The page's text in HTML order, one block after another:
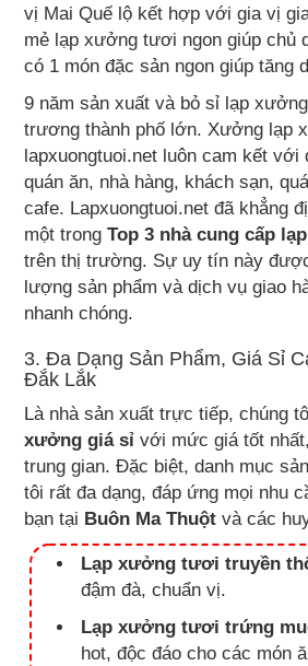
vị Mai Quế lộ kết hợp với gia vị
mẻ lạp xưởng tươi ngon giúp chủ
có 1 món đặc sản ngon giúp tăng
9 năm sản xuất và bỏ sỉ lạp
trương thành phố lớn. Xưởng lạp
lapxuongtuoi.net luôn cam kết với
quán ăn, nhà hàng, khách sạn,
cafe. Lapxuongtuoi.net đã khẳng
một trong Top 3 nhà cung cấp
trên thị trường. Sự uy tín này
lượng sản phẩm và dịch vụ giao
nhanh chóng.
3. Đa Dạng Sản Phẩm, Giá Sỉ
Đắk Lắk
Là nhà sản xuất trực tiếp, chúng
xưởng giá sỉ với mức giá tốt
trung gian. Đặc biệt, danh mục
tôi rất đa dạng, đáp ứng mọi nhu
bạn tại Buôn Ma Thuột và các
Lạp xưởng tươi truyền
đậm đà, chuẩn vị.
Lạp xưởng tươi trứng
hot, độc đáo cho các món